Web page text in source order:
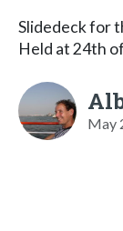
Slidedeck for
Held at 24th
May